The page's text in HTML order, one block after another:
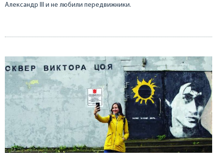
Александр III и не любили передвижники.